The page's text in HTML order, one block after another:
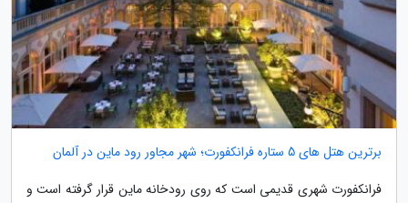
برترین هتل های 5 ستاره فرانکفورت؛ شهر مجاور رود ماین در آلمان
فرانکفورت شهری قدیمی است که روی رودخانه ماین قرار گرفته است و